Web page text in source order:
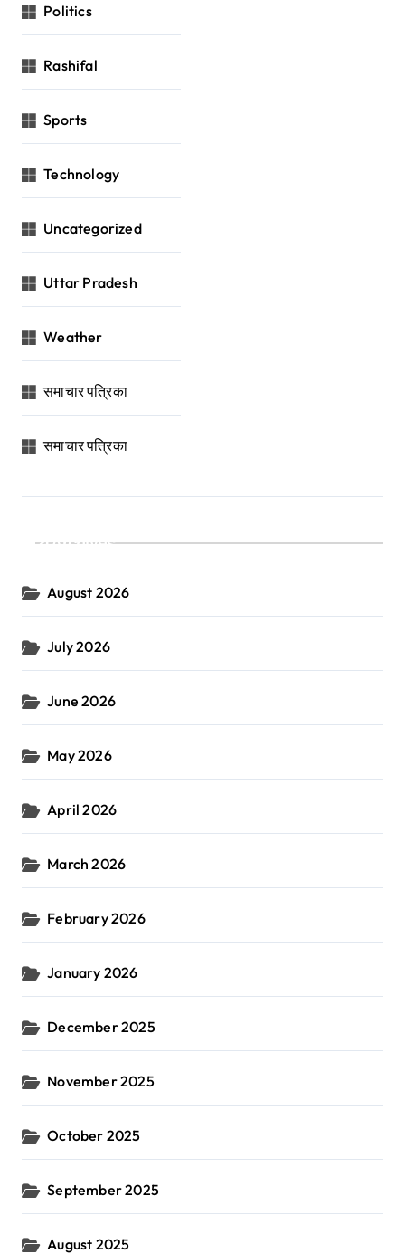
Politics
Rashifal
Sports
Technology
Uncategorized
Uttar Pradesh
Weather
समाचार पत्रिका
समाचार पत्रिका
Archives
August 2026
July 2026
June 2026
May 2026
April 2026
March 2026
February 2026
January 2026
December 2025
November 2025
October 2025
September 2025
August 2025